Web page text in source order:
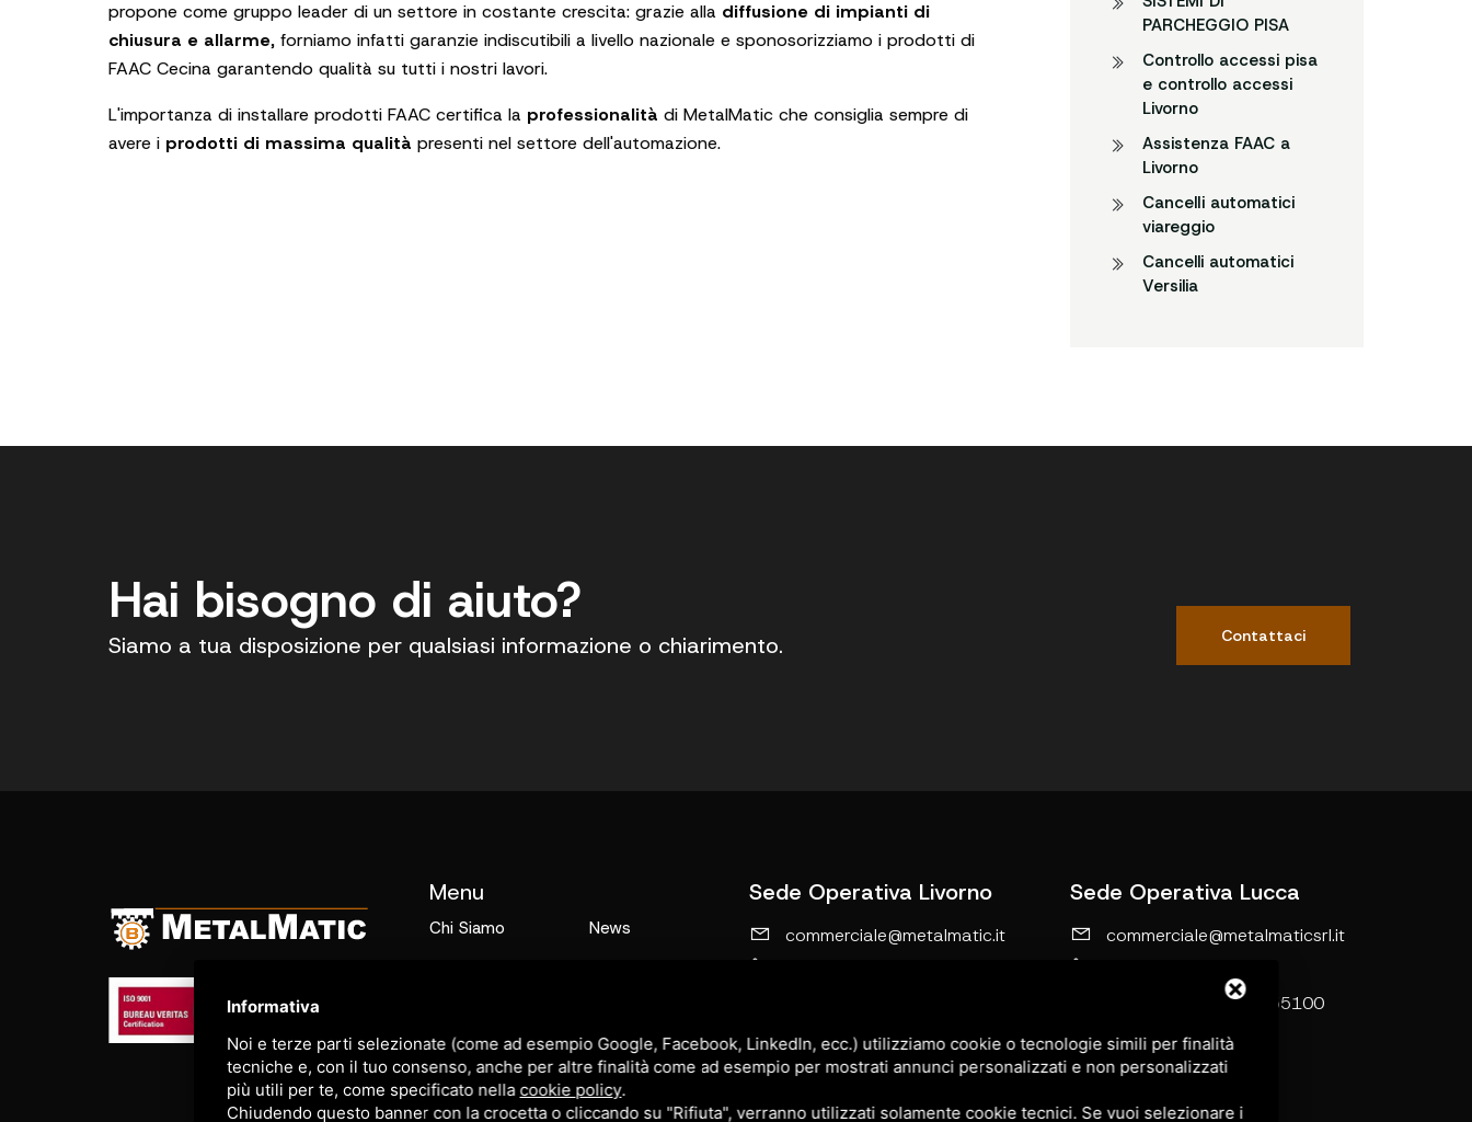
propone come gruppo leader di un settore in costante crescita: grazie alla diffusione di impianti di
chiusura e allarme, forniamo infatti garanzie indiscutibili a livello nazionale e sponosorizziamo i prodotti di
FAAC Cecina garantendo qualità su tutti i nostri lavori.
L'importanza di installare prodotti FAAC certifica la professionalità di MetalMatic che consiglia sempre di
avere i prodotti di massima qualità presenti nel settore dell'automazione.
PARCHEGGIO PISA
Controllo accessi pisa
e controllo accessi
Livorno
Assistenza FAAC a
Livorno
CancelIi automatici
viareggio
Cancelli automatici
Versilia
Hai bisogno di aiuto?
Siamo a tua disposizione per qualsiasi informazione o chiarimento. Contattaci
Menu
Chi Siamo
revisionati
Servizi
News
Privacy Policy
Sede Operativa Livorno
commerciale@metalmatic.it
Morelline, 6C, 57016
Rosignano Solvay-Castiglioncello LI
Sede Operativa Lucca
commerciale@metalmaticsrl.it
Via di Tiglio, 1369/I 55100
Informativa
Noi e terze parti selezionate (come ad esempio Google, Facebook, LinkedIn, ecc.) utilizziamo cookie o tecnologie simili per finalità
tecniche e, con il tuo consenso, anche per altre finalità come ad esempio per mostrati annunci personalizzati e non personalizzati
più utili per te, come specificato nella cookie policy.
Chiudendo questo banner con la crocetta o cliccando su "Rifiuta", verranno utilizzati solamente cookie tecnici. Se vuoi selezionare i